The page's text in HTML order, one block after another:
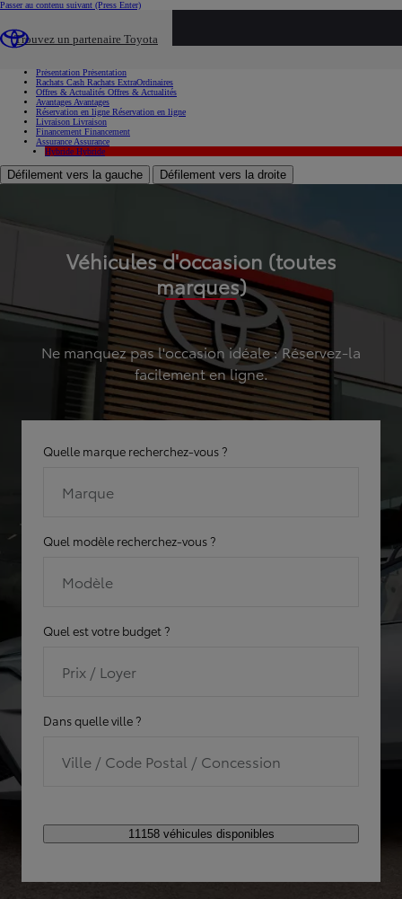
Passer au contenu suivant (Press Enter)
Trouvez un partenaire Toyota
Présentation Présentation
Rachats Cash Rachats ExtraOrdinaires
Offres & Actualités Offres & Actualités
Avantages Avantages
Réservation en ligne Réservation en ligne
Livraison Livraison
Financement Financement
Assurance Assurance
Hybride Hybride
Défilement vers la gauche Défilement vers la droite
Véhicules d'occasion (toutes
marques)
Ne manquez pas l'occasion idéale : Réservez-la
facilement en ligne.
Quelle marque recherchez-vous ?
Marque
Quel modèle recherchez-vous ?
Modèle
Quel est votre budget ?
Prix / Loyer
Dans quelle ville ?
Ville / Code Postal / Concession
11158 véhicules disponibles